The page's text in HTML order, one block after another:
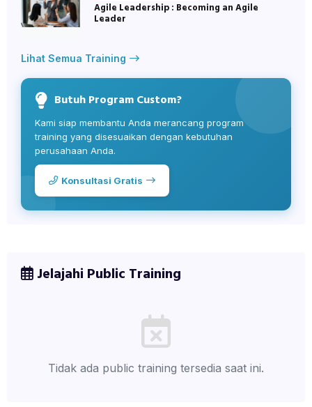
Agile Leadership : Becoming an Agile
Leader
Lihat Semua Training
Butuh Program Custom?
Kami siap membantu Anda merancang program
training yang disesuaikan dengan kebutuhan
perusahaan Anda.
Konsultasi Gratis
Jelajahi Public Training
Tidak ada public training tersedia saat ini.